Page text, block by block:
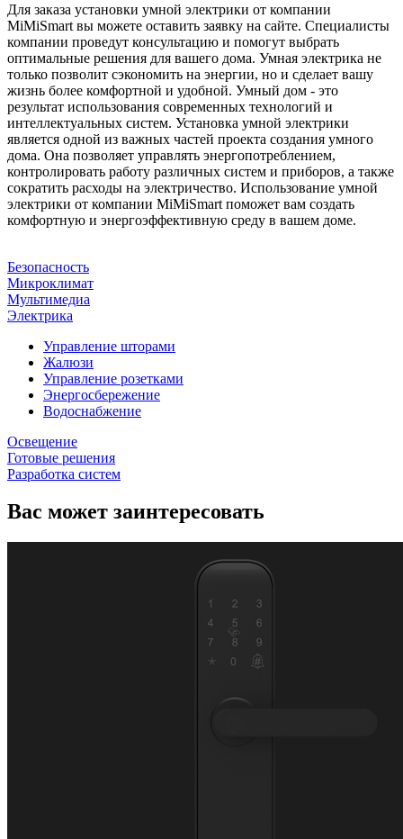
Для заказа установки умной электрики от компании
MiMiSmart вы можете оставить заявку на сайте. Специалисты
компании проведут консультацию и помогут выбрать
оптимальные решения для вашего дома. Умная электрика не
только позволит сэкономить на энергии, но и сделает вашу
жизнь более комфортной и удобной. Умный дом - это
результат использования современных технологий и
интеллектуальных систем. Установка умной электрики
является одной из важных частей проекта создания умного
дома. Она позволяет управлять энергопотреблением,
контролировать работу различных систем и приборов, а также
сократить расходы на электричество. Использование умной
электрики от компании MiMiSmart поможет вам создать
комфортную и энергоэффективную среду в вашем доме.
Безопасность
Микроклимат
Мультимедиа
Электрика
Управление шторами
Жалюзи
Управление розетками
Энергосбережение
Водоснабжение
Освещение
Готовые решения
Разработка систем
Вас может заинтересовать